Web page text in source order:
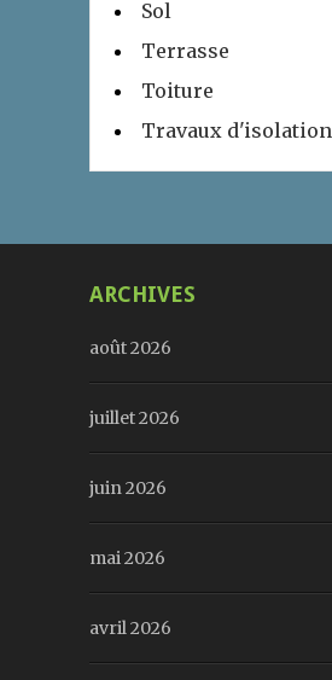
Sol
Terrasse
Toiture
Travaux d'isolation
ARCHIVES
août 2026
juillet 2026
juin 2026
mai 2026
avril 2026